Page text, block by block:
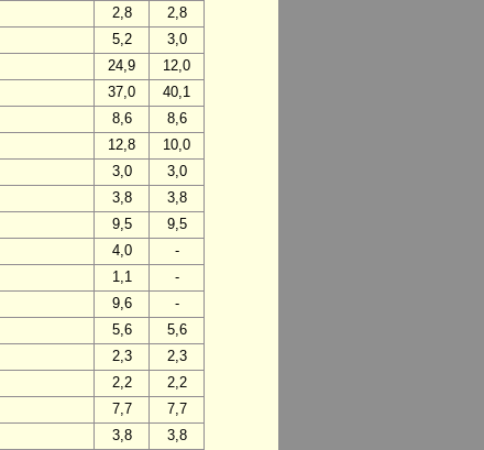
2,8
2,8
5,2
3,0
24,9
12,0
37,0
40,1
8,6
8,6
12,8
10,0
3,0
3,0
3,8
3,8
9,5
9,5
4,0
-
1,1
-
9,6
-
5,6
5,6
2,3
2,3
2,2
2,2
7,7
7,7
3,8
3,8